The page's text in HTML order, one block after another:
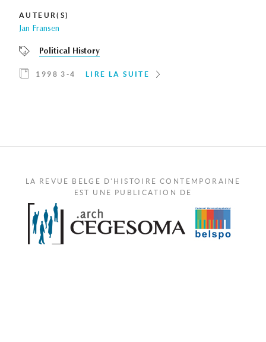
AUTEUR(S)
Jan Fransen
Political History
1998 3-4 LIRE LA SUITE
LA REVUE BELGE D'HISTOIRE CONTEMPORAINE
EST UNE PUBLICATION DE